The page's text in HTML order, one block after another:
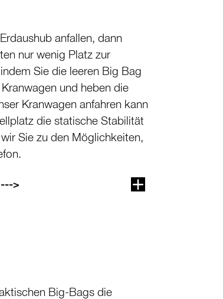
anfallen, dann
nur wenig Platz zur
Sie die leeren Big Bag
und heben die
Kranwagen anfahren kann
die statische Stabilität
Sie zu den Möglich­keiten,
>
Big-Bags die